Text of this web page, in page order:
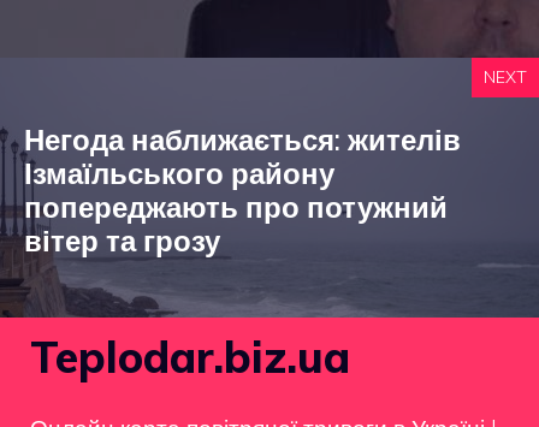
NEXT
Негода наближається: жителів
Ізмаїльського району
попереджають про потужний
вітер та грозу
Teplodar.biz.ua